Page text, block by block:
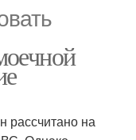
рассчитано на